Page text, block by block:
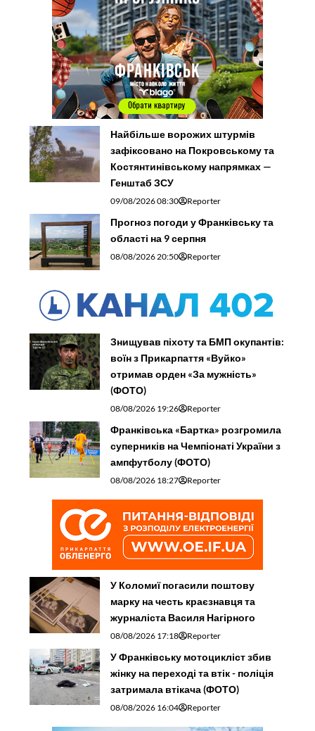
Найбільше ворожих штурмів
зафіксовано на Покровському та
Костянтинівському напрямках —
Генштаб ЗСУ
09/08/2026 08:30 Reporter
Прогноз погоди у Франківську та
області на 9 серпня
08/08/2026 20:50 Reporter
Знищував піхоту та БМП окупантів:
воїн з Прикарпаття «Вуйко»
отримав орден «За мужність»
(ФОТО)
08/08/2026 19:26 Reporter
Франківська «Бартка» розгромила
суперників на Чемпіонаті України з
ампфутболу (ФОТО)
08/08/2026 18:27 Reporter
У Коломиї погасили поштову
марку на честь краєзнавця та
журналіста Василя Нагірного
08/08/2026 17:18 Reporter
У Франківську мотоцикліст збив
жінку на переході та втік - поліція
затримала втікача (ФОТО)
08/08/2026 16:04 Reporter